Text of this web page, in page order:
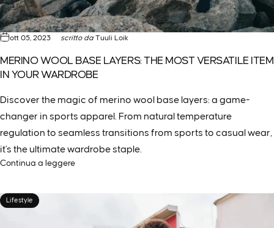
ott 05, 2023 scritto da Tuuli Loik
MERINO WOOL BASE LAYERS: THE MOST VERSATILE ITEM
IN YOUR WARDROBE
Discover the magic of merino wool base layers: a game-
changer in sports apparel. From natural temperature
regulation to seamless transitions from sports to casual wear,
it's the ultimate wardrobe staple.
Continua a leggere
Lifestyle